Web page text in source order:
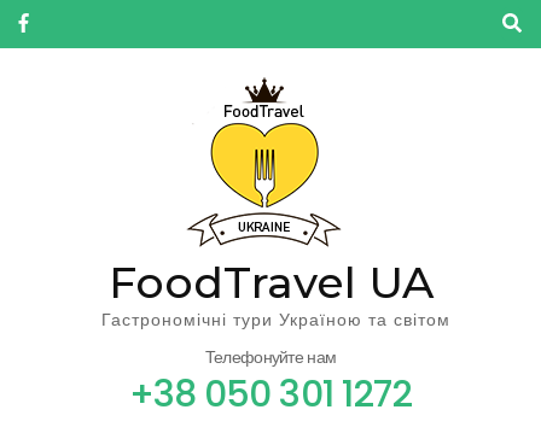
FoodTravel UA
Гастрономічні тури Україною та світом
Телефонуйте нам
+38 050 301 1272